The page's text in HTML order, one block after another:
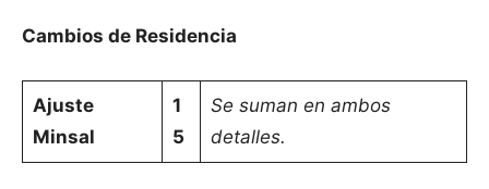
Cambios de Residencia
Ajuste
Minsal
1
5
Se suman en ambos
detalles.